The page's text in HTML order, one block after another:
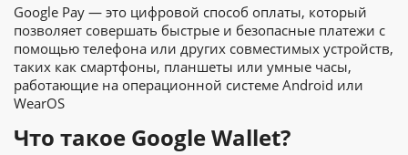
Google Pay — это цифровой способ оплаты, который
позволяет совершать быстрые и безопасные платежи с
помощью телефона или других совместимых устройств,
таких как смартфоны, планшеты или умные часы,
работающие на операционной системе Android или
WearOS
Что такое Google Wallet?